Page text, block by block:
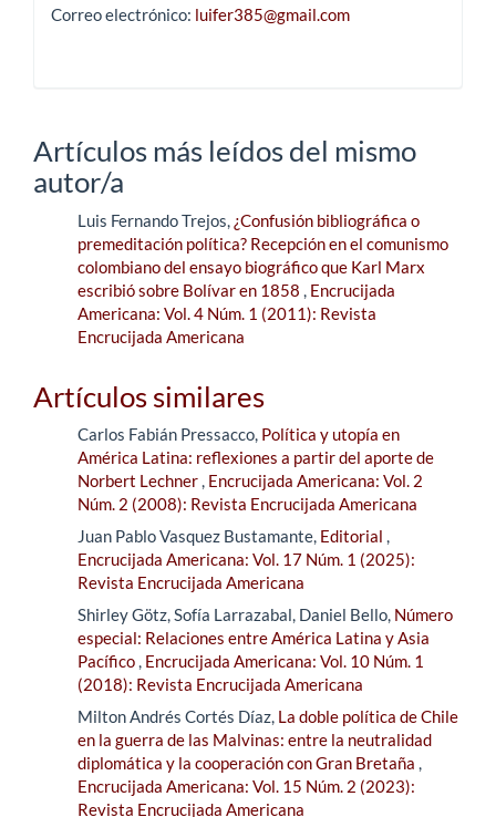
Correo electrónico: luifer385@gmail.com
Artículos más leídos del mismo
autor/a
Luis Fernando Trejos, ¿Confusión bibliográfica o
premeditación política? Recepción en el comunismo
colombiano del ensayo biográfico que Karl Marx
escribió sobre Bolívar en 1858 , Encrucijada
Americana: Vol. 4 Núm. 1 (2011): Revista
Encrucijada Americana
Artículos similares
Carlos Fabián Pressacco, Política y utopía en
América Latina: reflexiones a partir del aporte de
Norbert Lechner, Encrucijada Americana: Vol. 2
Núm. 2 (2008): Revista Encrucijada Americana
Juan Pablo Vasquez Bustamante, Editorial ,
Encrucijada Americana: Vol. 17 Núm. 1 (2025):
Revista Encrucijada Americana
Shirley Götz, Sofía Larrazabal, Daniel Bello, Número
especial: Relaciones entre América Latina y Asia
Pacífico, Encrucijada Americana: Vol. 10 Núm. 1
(2018): Revista Encrucijada Americana
Milton Andrés Cortés Díaz, La doble política de Chile
en la guerra de las Malvinas: entre la neutralidad
diplomática y la cooperación con Gran Bretaña ,
Encrucijada Americana: Vol. 15 Núm. 2 (2023):
Revista Encrucijada Americana